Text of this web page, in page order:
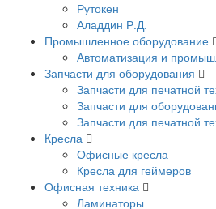
Рутокен
Аладдин Р.Д.
Промышленное оборудование
Автоматизация и
Запчасти для оборудования
Запчасти для печатной
Запчасти для
Запчасти для печатной
Кресла
Офисные кресла
Кресла для геймеров
Офисная техника
Ламинаторы